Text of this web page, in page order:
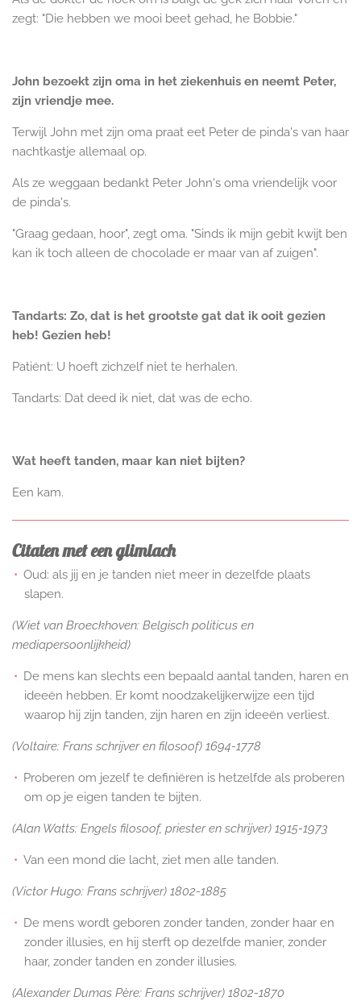
zegt: "Die hebben we mooi beet gehad, he Bobbie."
John bezoekt zijn oma in het ziekenhuis en neemt Peter,
zijn vriendje mee.
Terwijl John met zijn oma praat eet Peter de pinda's van haar
nachtkastje allemaal op.
Als ze weggaan bedankt Peter John's oma vriendelijk voor
de pinda's.
"Graag gedaan, hoor", zegt oma. "Sinds ik mijn gebit kwijt ben
kan ik toch alleen de chocolade er maar van af zuigen".
Tandarts: Zo, dat is het grootste gat dat ik ooit gezien
heb! Gezien heb!
Patiënt: U hoeft zichzelf niet te herhalen.
Tandarts: Dat deed ik niet, dat was de echo.
Wat heeft tanden, maar kan niet bijten?
Een kam.
Citaten met een glimlach
Oud: als jij en je tanden niet meer in dezelfde plaats
slapen.
(Wiet van Broeckhoven: Belgisch politicus en
mediapersoonlijkheid)
De mens kan slechts een bepaald aantal tanden, haren en
ideeën hebben. Er komt noodzakelijkerwijze een tijd
waarop hij zijn tanden, zijn haren en zijn ideeën verliest.
(Voltaire: Frans schrijver en filosoof) 1694-1778
Proberen om jezelf te definiëren is hetzelfde als proberen
om op je eigen tanden te bijten.
(Alan Watts: Engels filosoof, priester en schrijver) 1915-1973
Van een mond die lacht, ziet men alle tanden.
(Victor Hugo: Frans schrijver) 1802-1885
De mens wordt geboren zonder tanden, zonder haar en
zonder illusies, en hij sterft op dezelfde manier, zonder
haar, zonder tanden en zonder illusies.
(Alexander Dumas Père: Frans schrijver) 1802-1870